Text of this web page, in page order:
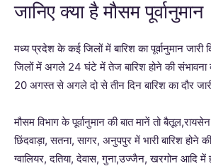
जानिए क्या है मौसम पूर्वानुमान
मध्य प्रदेश के कई जिलों में बारिश का पूर्वानुमान जारी
जिलों में अगले 24 घंटे में तेज बारिश होने की संभावना
20 अगस्त से अगले दो से तीन दिन बारिश का दौर
मौसम विभाग के पूर्वानुमान की बात मानें तो
छिंदवाड़ा, सतना, सागर, अनुपपुर में भारी बारिश होने
ग्वालियर, दतिया, देवास, गुना,उज्जैन, खरगोन आदि में